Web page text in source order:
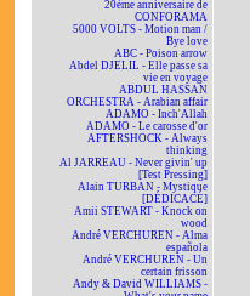
20ème anniversaire de
CONFORAMA
5000 VOLTS - Motion man /
Bye love
ABC - Poison arrow
Abdel DJELIL - Elle passe sa
vie en voyage
ABDUL HASSAN
ORCHESTRA - Arabian affair
ADAMO - Inch'Allah
ADAMO - Le carosse d'or
AFTERSHOCK - Always
thinking
Al JARREAU - Never givin' up
[Test Pressing]
Alain TURBAN - Mystique
[DÉDICACÉ]
Amii STEWART - Knock on
wood
André VERCHUREN - Alma
española
André VERCHUREN - Un
certain frisson
Andy & David WILLIAMS -